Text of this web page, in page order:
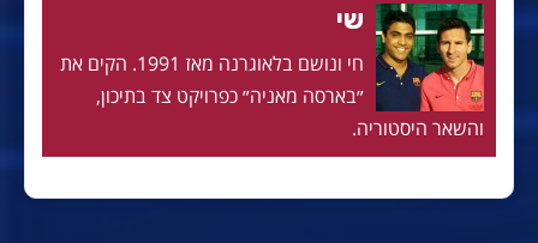
שי
חי ונושם בלאוגרנה מאז 1991. הקים את
״בארסה מאניה״ כפרויקט צד בתיכון,
והשאר היסטוריה.